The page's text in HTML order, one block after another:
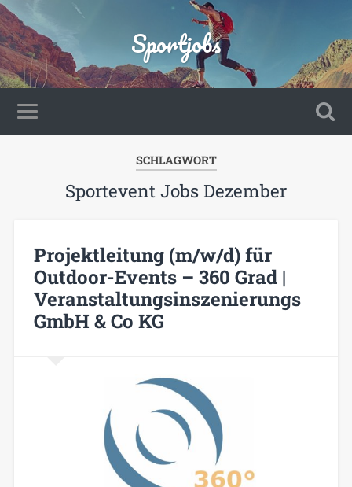
Sportjobs
SCHLAGWORT
Sportevent Jobs Dezember
Projektleitung (m/w/d) für
Outdoor-Events – 360 Grad |
Veranstaltungsinszenierungs
GmbH & Co KG